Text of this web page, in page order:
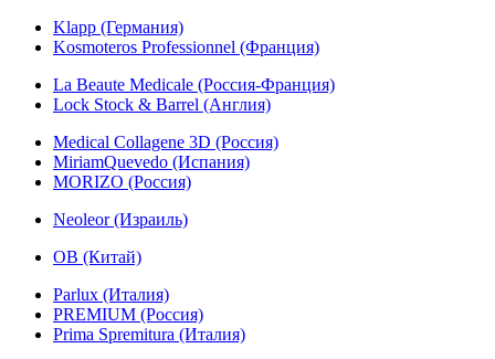
Klapp (Германия)
Kosmoteros Professionnel (Франция)
La Beaute Medicale (Россия-Франция)
Lock Stock & Barrel (Англия)
Medical Collagene 3D (Россия)
MiriamQuevedo (Испания)
MORIZO (Россия)
Neoleor (Израиль)
OB (Китай)
Parlux (Италия)
PREMIUM (Россия)
Prima Spremitura (Италия)